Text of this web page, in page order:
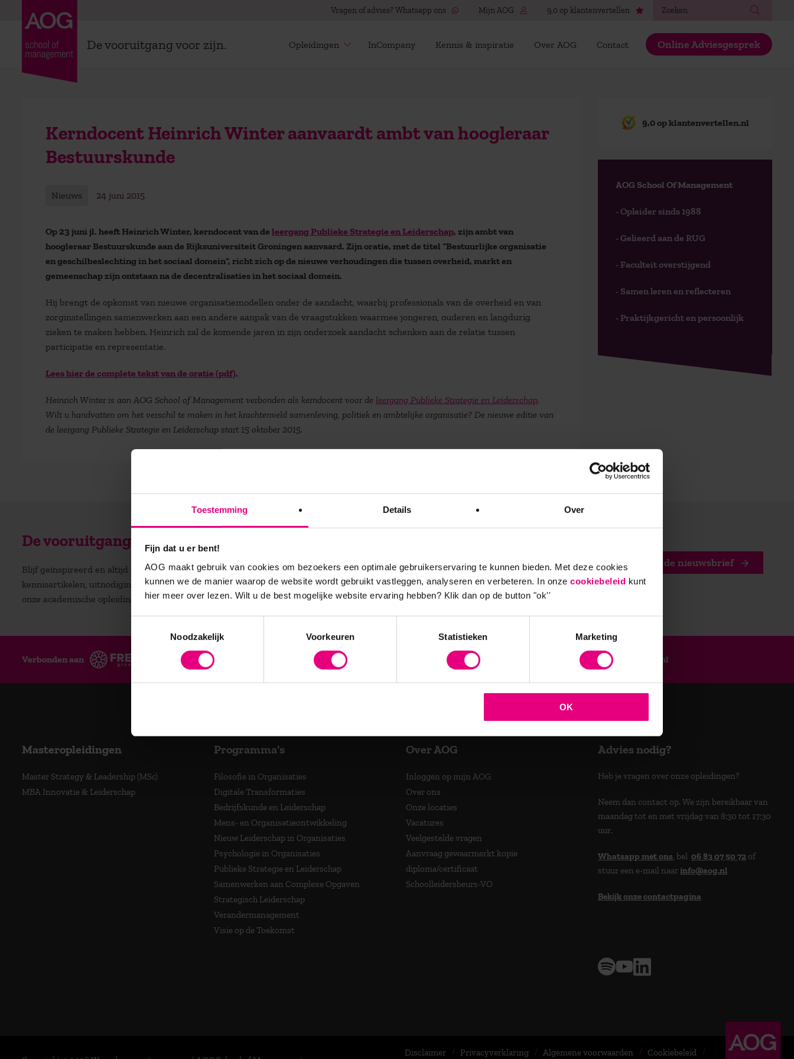
Toestemming Details Over
Fijn dat u er bent!
AOG maakt gebruik van cookies om bezoekers een optimale gebruikerservaring te kunnen bieden. Met deze cookies
kunnen we de manier waarop de website wordt gebruikt vastleggen, analyseren en verbeteren. In onze cookiebeleid kunt
hier meer over lezen. Wilt u de best mogelijke website ervaring hebben? Klik dan op de button "ok''
Noodzakelijk
Voorkeuren Statistieken Marketing
OK
Vragen of advies? Whatsapp ons Mijn AOG 9,0 op klantenvertellen
De vooruitgang voor zijn. Opleidingen InCompany Kennis & inspiratie Over AOG Contact Online Adviesgesprek
Kerndocent Heinrich Winter aanvaardt ambt van hoogleraar
Bestuurskunde
Nieuws 24 juni 2015
Op 23 juni jl. heeft Heinrich Winter, kerndocent van de leergang Publieke Strategie en Leiderschap, zijn ambt van
hoogleraar Bestuurskunde aan de Rijksuniversiteit Groningen aanvaard. Zijn oratie, met de titel “Bestuurlijke organisatie
en geschilbeslechting in het sociaal domein”, richt zich op de nieuwe verhoudingen die tussen overheid, markt en
gemeenschap zijn ontstaan na de decentralisaties in het sociaal domein.
Hij brengt de opkomst van nieuwe organisatiemodellen onder de aandacht, waarbij professionals van de overheid en van
zorginstellingen samenwerken aan een andere aanpak van de vraagstukken waarmee jongeren, ouderen en langdurig
zieken te maken hebben. Heinrich zal de komende jaren in zijn onderzoek aandacht schenken aan de relatie tussen
participatie en representatie.
Lees hier de complete tekst van de oratie (pdf).
Heinrich Winter is aan AOG School of Management verbonden als kerndocent voor de leergang Publieke Strategie en Leiderschap.
Wilt u handvatten om het verschil te maken in het krachtenveld samenleving, politiek en ambtelijke organisatie? De nieuwe editie van
de leergang Publieke Strategie en Leiderschap start 15 oktober 2015.
9,0 op klantenvertellen.nl
AOG School Of Management
- Opleider sinds 1988
- Gelieerd aan de RUG
- Faculteit overstijgend
- Samen leren en reflecteren
- Praktijkgericht en persoonlijk
De vooruitgang voor zijn?
Blijf geïnspireerd en altijd op de hoogte! Ontvang regelmatig vernieuwende
kennisartikelen, uitnodigingen voor (gratis) inspiratiesessies en relevante updates over
onze academische opleidingen.
Stuur mij de nieuwsbrief
Verbonden aan Geaccrediteerde opleidingen 9,0 op klantenvertellen.nl
Masteropleidingen
Master Strategy & Leadership (MSc)
MBA Innovatie & Leiderschap
Programma's
Filosofie in Organisaties
Digitale Transformaties
Bedrijfskunde en Leiderschap
Mens- en Organisatieontwikkeling
Nieuw Leiderschap in Organisaties
Psychologie in Organisaties
Publieke Strategie en Leiderschap
Samenwerken aan Complexe Opgaven
Strategisch Leiderschap
Verandermanagement
Visie op de Toekomst
Over AOG
Inloggen op mijn AOG
Over ons
Onze locaties
Vacatures
Veelgestelde vragen
Aanvraag gewaarmerkt kopie
diploma/certificaat
Schoolleidersbeurs-VO
Advies nodig?
Heb je vragen over onze opleidingen?
Neem dan contact op. We zijn bereikbaar van
maandag tot en met vrijdag van 8:30 tot 17:30
uur.
Whatsapp met ons, bel 06 83 07 50 72 of
stuur een e-mail naarinfo@aog.nl
Bekijk onze contactpagina
Disclaimer Privacyverklaring Algemene voorwaarden Cookiebeleid